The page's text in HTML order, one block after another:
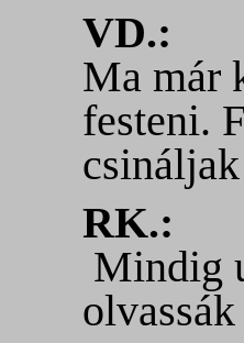
VD.:
Ma már
festeni.
RK.:
Mindig